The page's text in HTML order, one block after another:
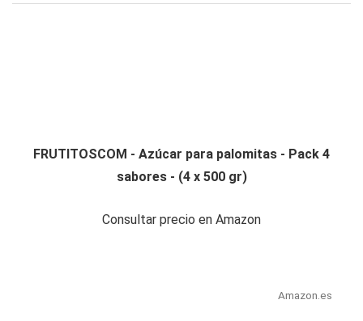
FRUTITOSCOM - Azúcar para palomitas - Pack 4
sabores - (4 x 500 gr)
Consultar precio en Amazon
Amazon.es